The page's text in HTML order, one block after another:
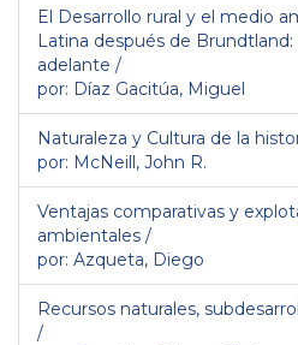
El Desarrollo rural y el medio
Latina después de Brundtland:
adelante /
por: Díaz Gacitúa, Miguel
Naturaleza y Cultura de la
por: McNeill, John R.
Ventajas comparativas y
ambientales /
por: Azqueta, Diego
Recursos naturales,
/